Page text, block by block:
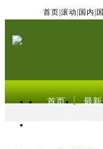
首页 滚动 国内
首页 最新